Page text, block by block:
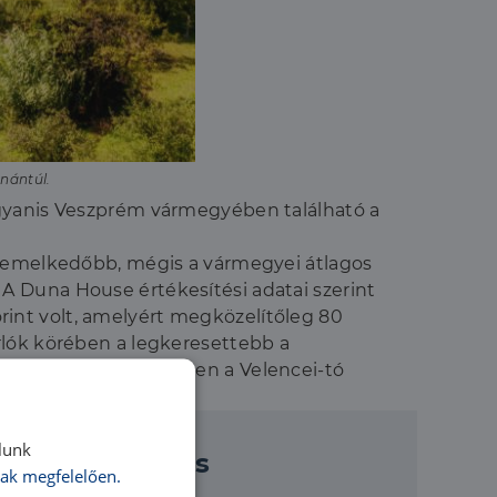
Veszprém vármegyében található a
mégis a vármegyei átlagos
Duna House értékesítési adatai szerint
volt, amelyért megközelítőleg 80
körében a legkeresettebb a
keresők körében a Velencei-tó
oktatás
megfelelően.